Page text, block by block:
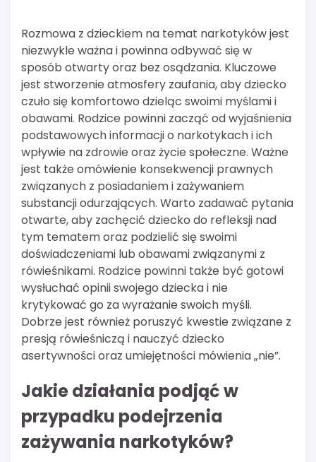
Rozmowa z dzieckiem na temat narkotyków jest
niezwykle ważna i powinna odbywać się w
sposób otwarty oraz bez osądzania. Kluczowe
jest stworzenie atmosfery zaufania, aby dziecko
czuło się komfortowo dzieląc swoimi myślami i
obawami. Rodzice powinni zacząć od wyjaśnienia
podstawowych informacji o narkotykach i ich
wpływie na zdrowie oraz życie społeczne. Ważne
jest także omówienie konsekwencji prawnych
związanych z posiadaniem i zażywaniem
substancji odurzających. Warto zadawać pytania
otwarte, aby zachęcić dziecko do refleksji nad
tym tematem oraz podzielić się swoimi
doświadczeniami lub obawami związanymi z
rówieśnikami. Rodzice powinni także być gotowi
wysłuchać opinii swojego dziecka i nie
krytykować go za wyrażanie swoich myśli.
Dobrze jest również poruszyć kwestie związane z
presją rówieśniczą i nauczyć dziecko
asertywności oraz umiejętności mówienia „nie”.
Jakie działania podjąć w
przypadku podejrzenia
zażywania narkotyków?